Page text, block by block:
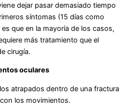
dejar pasar demasiado tiempo
síntomas (15 días como
que en la mayoría de los casos,
más tratamiento que el
cirugía.
oculares
atrapados dentro de una fractura
los movimientos.